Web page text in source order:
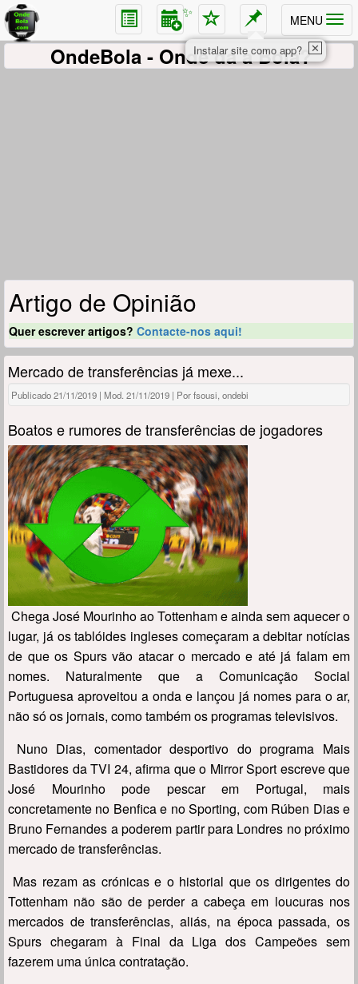
MENU
✨
OndeBola - Onde dá a Bola?
Artigo de Opinião
Quer escrever artigos? Contacte-nos aqui!
Mercado de transferências já mexe...
Publicado 21/11/2019 | Mod. 21/11/2019 | Por fsousi, ondebi
Boatos e rumores de transferências de jogadores
Chega José Mourinho ao Tottenham e ainda sem aquecer o
lugar, já os tablóides ingleses começaram a debitar notícias
de que os Spurs vão atacar o mercado e até já falam em
nomes. Naturalmente que a Comunicação Social
Portuguesa aproveitou a onda e lançou já nomes para o ar,
não só os jornais, como também os programas televisivos.
Nuno Dias, comentador desportivo do programa Mais
Bastidores da TVI 24, afirma que o Mirror Sport escreve que
José Mourinho pode pescar em Portugal, mais
concretamente no Benfica e no Sporting, com Rúben Dias e
Bruno Fernandes a poderem partir para Londres no próximo
mercado de transferências.
Mas rezam as crónicas e o historial que os dirigentes do
Tottenham não são de perder a cabeça em loucuras nos
mercados de transferências, aliás, na época passada, os
Spurs chegaram à Final da Liga dos Campeões sem
fazerem uma única contratação.
✕
Instalar site como app?